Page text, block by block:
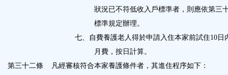
狀況已不符低收入戶標準者，則應依第三
標準規定辦理。
七、自費養護老人得於申請入住本家前試住10日
月費，按日計算。
第三十二條
凡經審核符合本家養護條件者，其進住程序如下：